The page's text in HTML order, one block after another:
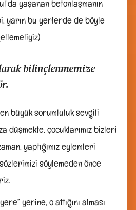
yaşanan betonlaşmanın
yarın bu yerlerde de böyle
bilinçlenmemize
büyük sorumluluk sevgili
düşmekte, çocuklarımız bizleri
yaptığımız eylemleri
söylemeden önce
yerine, o attığını alması